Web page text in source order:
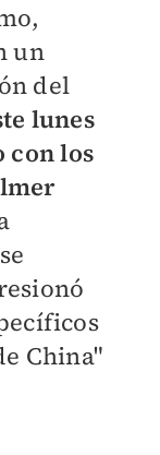
un
del
lunes
con los
China"